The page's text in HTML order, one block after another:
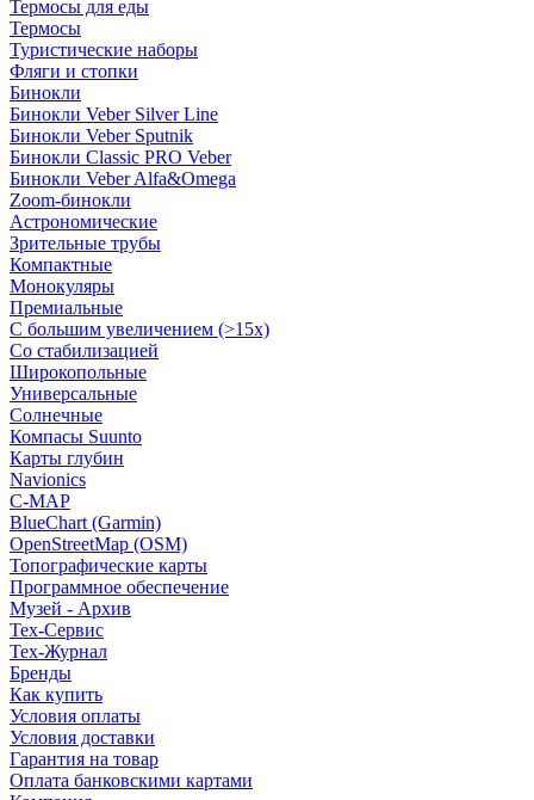
Термосы для еды
Термосы
Туристические наборы
Фляги и стопки
Бинокли
Бинокли Veber Silver Line
Бинокли Veber Sputnik
Бинокли Classic PRO Veber
Бинокли Veber Alfa&Omega
Zoom-бинокли
Астрономические
Зрительные трубы
Компактные
Монокуляры
Премиальные
С большим увеличением (>15x)
Со стабилизацией
Широкопольные
Универсальные
Солнечные
Компасы Suunto
Карты глубин
Navionics
C-MAP
BlueChart (Garmin)
OpenStreetMap (OSM)
Топографические карты
Программное обеспечение
Музей - Архив
Tex-Сервис
Тех-Журнал
Бренды
Как купить
Условия оплаты
Условия доставки
Гарантия на товар
Оплата банковскими картами